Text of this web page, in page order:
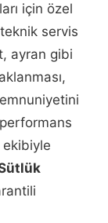
için özel
servis
ayran gibi
ekibiyle